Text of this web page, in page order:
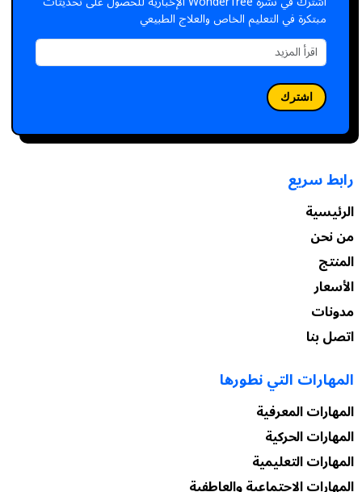
رابط سريع
الرئيسية
من نحن
المنتج
الأسعار
مدونات
اتصل بنا
المهارات التي نطورها
المهارات المعرفية
المهارات الحركية
المهارات التعليمية
مبتكرة في التعليم الخاص والعلاج الطبيعي
اشترك